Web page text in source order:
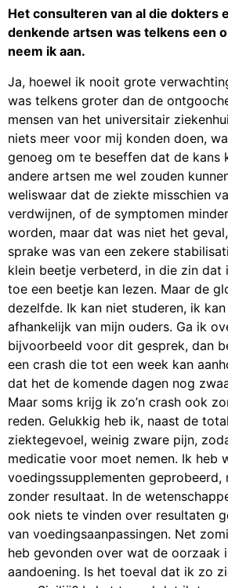
Het consulteren van al die dokters
denkende artsen was telkens een
neem ik aan.
Ja, hoewel ik nooit grote
was telkens groter dan de
mensen van het universitair
niets meer voor mij konden doen,
genoeg om te beseffen dat de kans
andere artsen me wel zouden
weliswaar dat de ziekte misschien
verdwijnen, of de symptomen
worden, maar dat was niet het
sprake was van een zekere
klein beetje verbeterd, in die zin dat
toe een beetje kan lezen. Maar de
dezelfde. Ik kan niet studeren, ik
afhankelijk van mijn ouders. Ga ik
bijvoorbeeld voor dit gesprek, dan
een crash die tot een week kan
dat het de komende dagen nog
Maar soms krijg ik zo’n crash ook
reden. Gelukkig heb ik, naast de
ziektegevoel, weinig zware pijn,
medicatie voor moet nemen. Ik heb
voedingssupplementen geprobeerd,
zonder resultaat. In de
ook niets te vinden over resultaten
van voedingsaanpassingen. Net
heb gevonden over wat de oorzaak
aandoening. Is het toeval dat ik zo